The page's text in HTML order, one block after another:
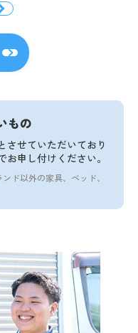
もの
させていただいており
申し付けください。
ド以外の家具、ベッド、